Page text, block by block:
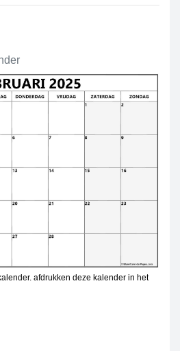
afdrukken deze kalender in het